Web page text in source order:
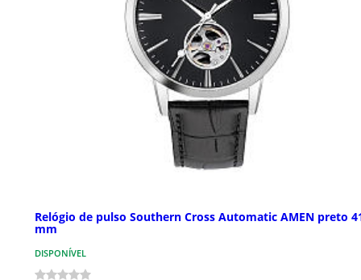
Relógio de pulso Southern Cross Automatic AMEN preto
mm
DISPONÍVEL